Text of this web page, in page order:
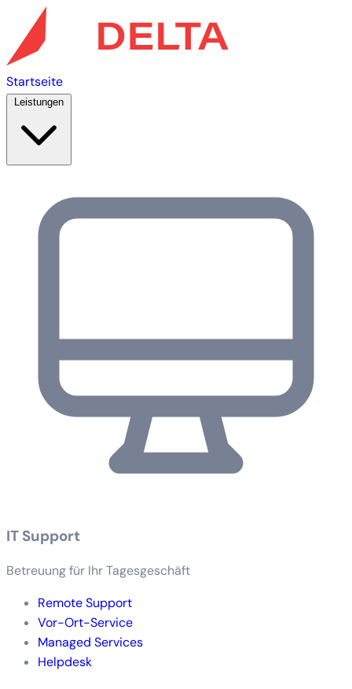
Startseite
IT Support
Betreuung für Ihr Tagesgeschäft
Remote Support
Vor-Ort-Service
Managed Services
Helpdesk